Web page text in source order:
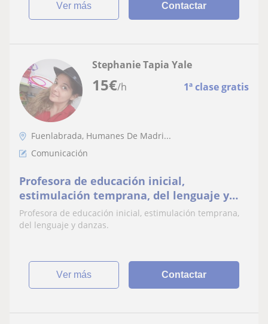
ver más Contactar
15€/h 1ª clase gratis
Stephanie Tapia Yale
Fuenlabrada, Humanes De Madri...
Comunicación
Profesora de educación inicial,
estimulación temprana, del lenguaje y
danzas
Profesora de educación inicial, estimulación temprana,
del lenguaje y danzas.
ver más Contactar